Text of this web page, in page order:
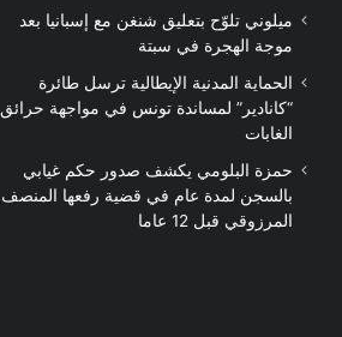
ميلوني تلوّح بتعليق شنغن مع إسبانيا بعد
موجة الهجرة في سبتة
الحماية المدنية الإيطالية ترسل طائرة
“كانادير” لمساندة تونس في مواجهة حرائق
الغابات
حمزة البلومي يكشف صدور حكم غيابي
بالسجن لمدة عام في قضية رفعها المنصف
المرزوقي قبل 12 عاما